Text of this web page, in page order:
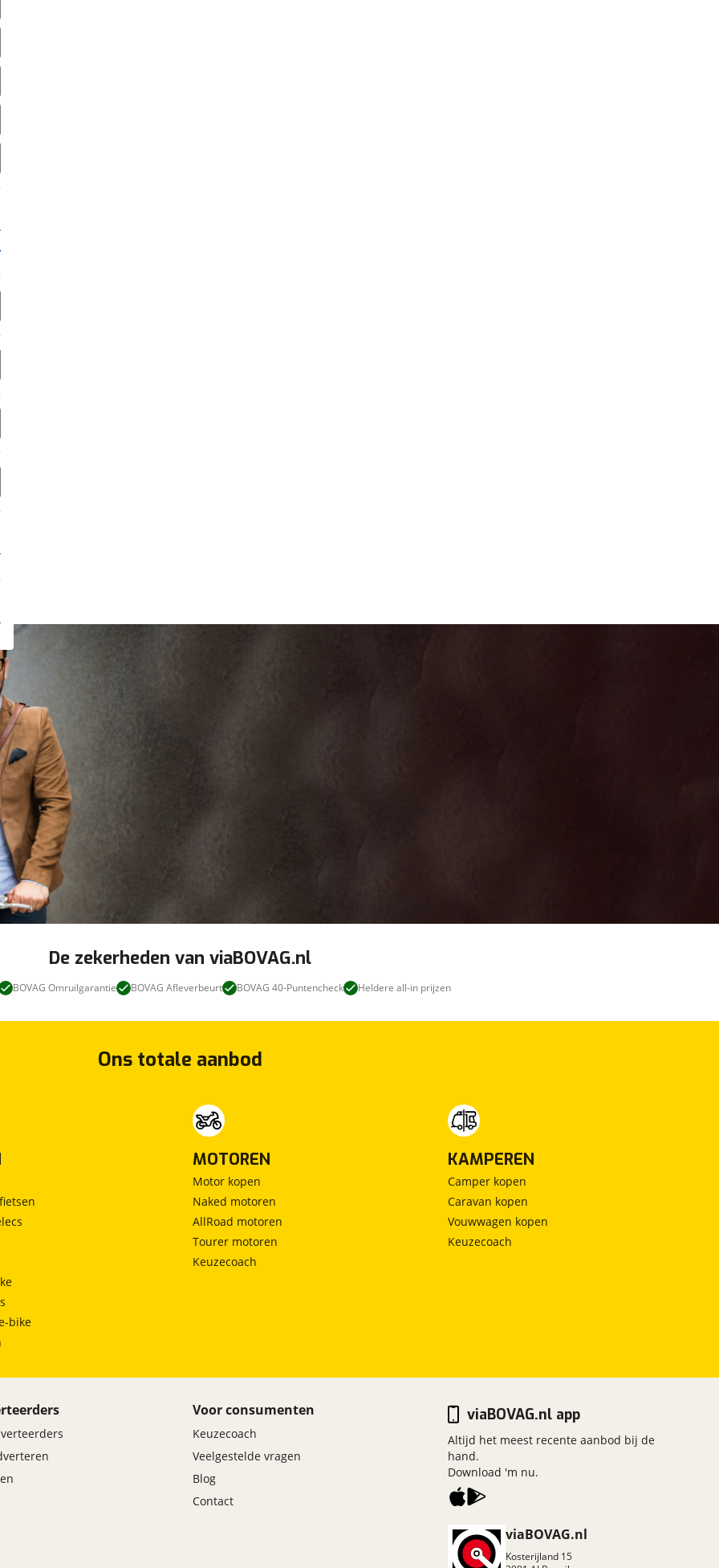
De zekerheden van viaBOVAG.nl
BOVAG Omruilgarantie BOVAG Afleverbeurt BOVAG 40-Puntencheck Heldere all-in prijzen
Ons totale aanbod
bike
MOTOREN
Motor kopen
Naked motoren
AllRoad motoren
Tourer motoren
Keuzecoach
KAMPEREN
Camper kopen
Caravan kopen
Vouwwagen kopen
Keuzecoach
Voor consumenten
Keuzecoach
Veelgestelde vragen
Blog
Contact
viaBOVAG.nl
Kosterijland 15
viaBOVAG.nl app
Altijd het meest recente aanbod bij de
hand.
Download 'm nu.